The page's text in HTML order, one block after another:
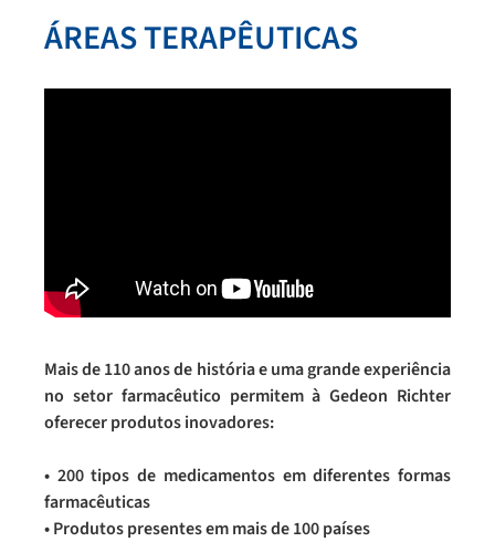
ÁREAS TERAPÊUTICAS
Mais de 110 anos de história e uma grande experiência
no setor farmacêutico permitem à Gedeon Richter
oferecer produtos inovadores:
• 200 tipos de medicamentos em diferentes formas
farmacêuticas
• Produtos presentes em mais de 100 países